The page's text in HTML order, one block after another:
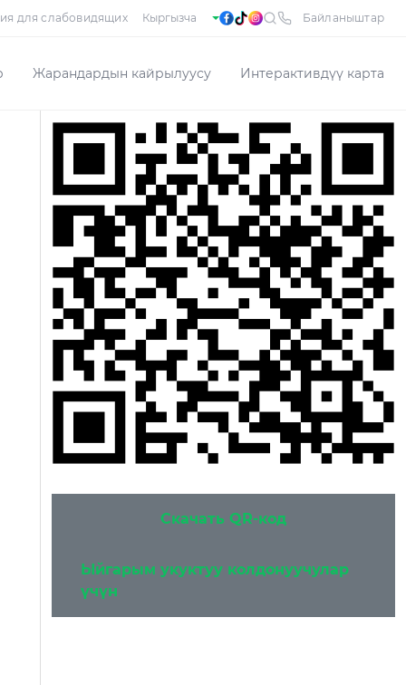
для слабовидящих Байланыштар
Жарандардын кайрылуусу Интерактивдүү карта
Скачать QR-код
Ыйгарым укуктуу колдонуучулар
үчүн